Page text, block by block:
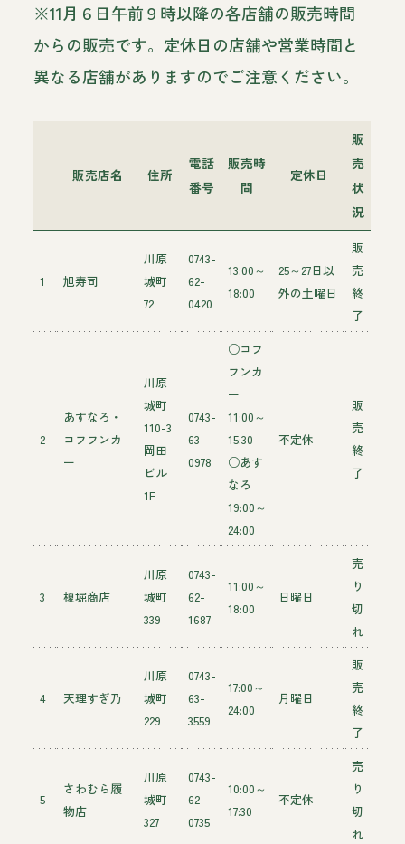
※11月６日午前９時以降の各店舗の販売時間
からの販売です。定休日の店舗や営業時間と
異なる店舗がありますのでご注意ください。
販売店名 住所
電話
番号
販売時
間
定休日
販
売
状
況
1 旭寿司
川原
城町
72
0743-
62-
0420
13:00～
18:00
25～27日以
外の土曜日
販
売
終
了
2
あすなろ・
コフフンカ
ー
川原
城町
110-3
岡田
ビル
1F
0743-
63-
0978
○コフ
フンカ
ー
11:00～
15:30
○あす
なろ
19:00～
24:00
不定休
販
売
終
了
3 榎堀商店
川原
城町
339
0743-
62-
1687
11:00～
18:00
日曜日
売
り
切
れ
4 天理すぎ乃
川原
城町
229
0743-
63-
3559
17:00～
24:00
月曜日
販
売
終
了
5
さわむら履
物店
川原
城町
327
0743-
62-
0735
10:00～
17:30
不定休
売
り
切
れ